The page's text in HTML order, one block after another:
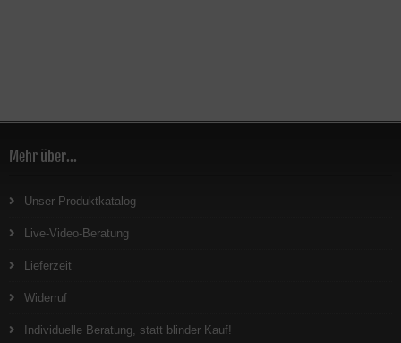
Mehr über...
Unser Produktkatalog
Live-Video-Beratung
Lieferzeit
Widerruf
Individuelle Beratung, statt blinder Kauf!